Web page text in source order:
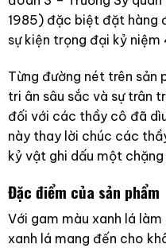
1985) đặc biệt đặt hàng
sự kiện trọng đại kỷ niệm
Từng đường nét trên sản
tri ân sâu sắc và sự trân
đối với các thầy cô đã
này thay lời chúc các
kỷ vật ghi dấu một
Đặc điểm của sản phẩm
Với gam màu xanh lá
xanh lá mang đến cho